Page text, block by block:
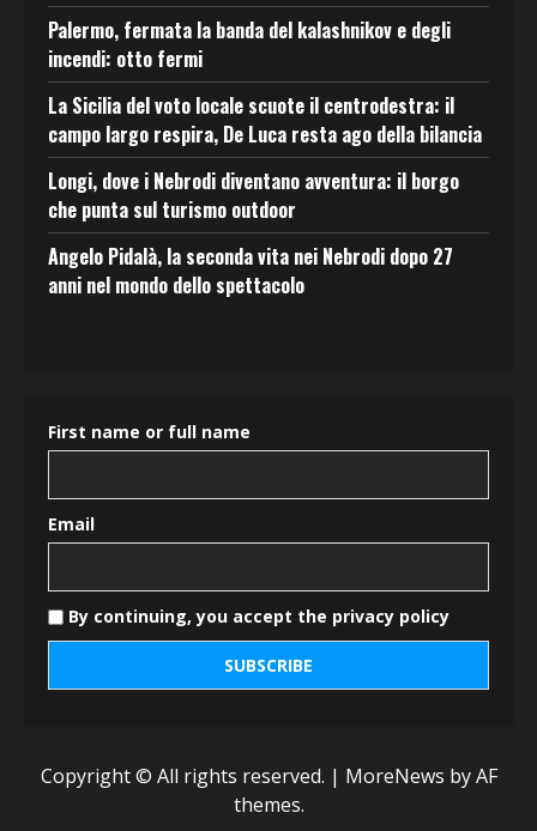
Palermo, fermata la banda del kalashnikov e degli
incendi: otto fermi
La Sicilia del voto locale scuote il centrodestra: il
campo largo respira, De Luca resta ago della bilancia
Longi, dove i Nebrodi diventano avventura: il borgo
che punta sul turismo outdoor
Angelo Pidalà, la seconda vita nei Nebrodi dopo 27
anni nel mondo dello spettacolo
First name or full name
Email
By continuing, you accept the privacy policy
Copyright © All rights reserved. | MoreNews by AF
themes.